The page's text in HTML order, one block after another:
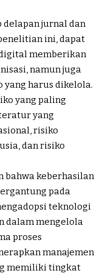
jurnal dan
ini, dapat
memberikan
namun juga
harus dikelola.
yang paling
yang
risiko
dan risiko
bahwa keberhasilan
pada
teknologi
dalam mengelola
proses
manajemen
memiliki tingkat